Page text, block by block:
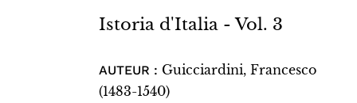
Istoria d'Italia - Vol. 3
AUTEUR : Guicciardini, Francesco
(1483-1540)